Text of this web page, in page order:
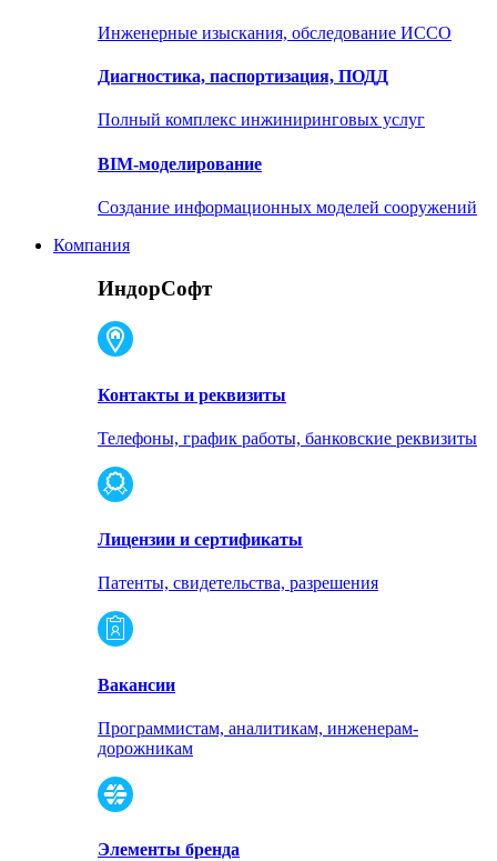
Инженерные изыскания, обследование ИССО
Диагностика, паспортизация, ПОДД
Полный комплекс инжиниринговых услуг
BIM-моделирование
Создание информационных моделей сооружений
Компания
ИндорСофт
Контакты и реквизиты
Телефоны, график работы, банковские реквизиты
Лицензии и сертификаты
Патенты, свидетельства, разрешения
Вакансии
Программистам, аналитикам, инженерам-
дорожникам
Элементы бренда